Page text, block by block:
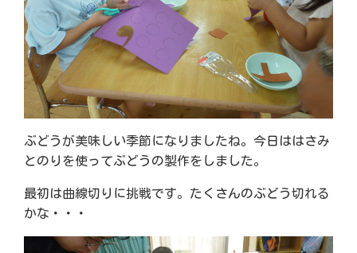
ぶどうが美味しい季節になりましたね。今日ははさみ
とのりを使ってぶどうの製作をしました。
最初は曲線切りに挑戦です。たくさんのぶどう切れる
かな・・・